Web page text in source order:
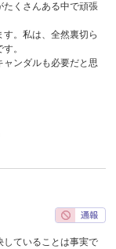
たくさんある中で頑張
。私は、全然裏切ら
。
ンダルも必要だと思
していることは事実で